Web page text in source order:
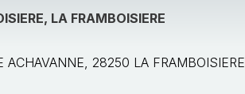
LA FRAMBOISIERE
28250 LA FRAMBOISIERE